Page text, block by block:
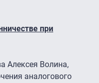
при
Алексея Волина,
аналогового